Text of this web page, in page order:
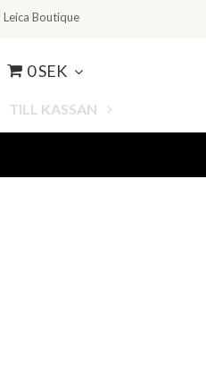
Leica Boutique
0 SEK
TILL KASSAN